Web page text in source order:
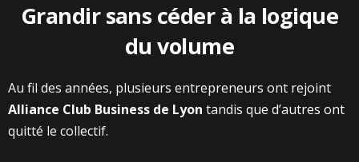
Grandir sans céder à la logique
du volume
Au fil des années, plusieurs entrepreneurs ont rejoint
Alliance Club Business de Lyon tandis que d’autres ont
quitté le collectif.